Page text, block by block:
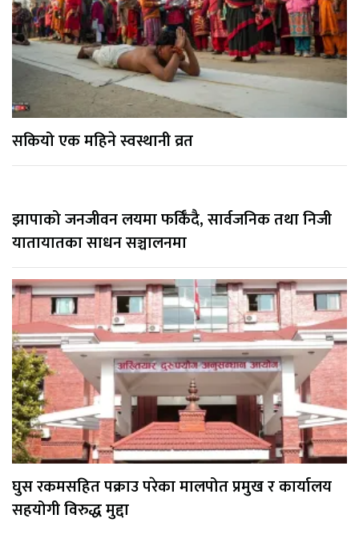
सकियो एक महिने स्वस्थानी व्रत
झापाको जनजीवन लयमा फर्किँदै, सार्वजनिक तथा निजी
यातायातका साधन सञ्चालनमा
घुस रकमसहित पक्राउ परेका मालपोत प्रमुख र कार्यालय
सहयोगी विरुद्ध मुद्दा